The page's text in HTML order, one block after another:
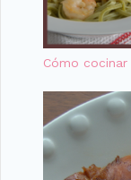
Cómo